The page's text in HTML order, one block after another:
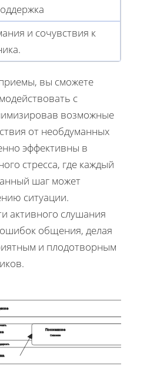
и сочувствия к
вы сможете
с
возможные
от необдуманных
эффективны в
стресса, где каждый
шаг может
ситуации.
активного слушания
общения, делая
и плодотворным
Понимание
Снижение